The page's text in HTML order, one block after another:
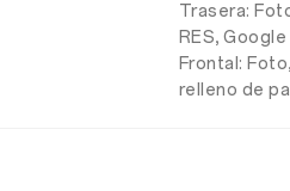
Trasera:
RES,
Frontal:
relleno de